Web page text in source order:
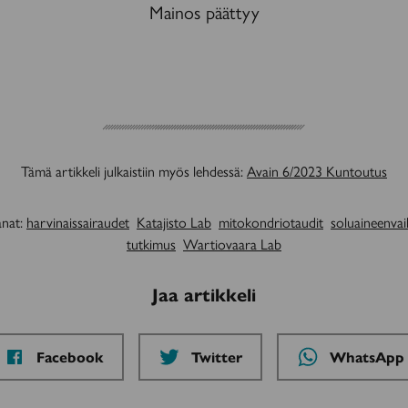
Mainos päättyy
Tämä artikkeli julkaistiin myös lehdessä:Avain 6/2023 Kuntoutus
harvinaissairaudet Katajisto Lab mitokondriotaudit
tutkimus Wartiovaara Lab
Jaa artikkeli
Jaa
sivu
Facebook
Jaa
sivu
Twitter
Jaa
sivu
WhatsApp